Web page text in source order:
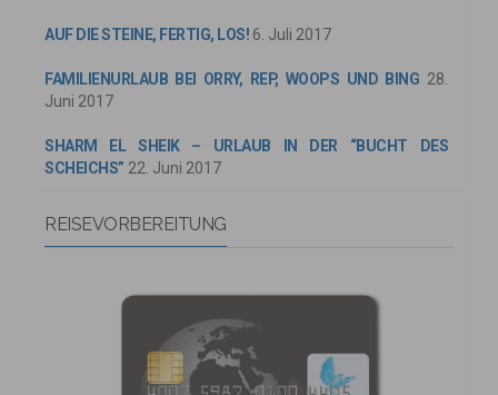
AUF DIE STEINE, FERTIG, LOS! 6. Juli 2017
FAMILIENURLAUB BEI ORRY, REP, WOOPS UND BING 28.
Juni 2017
SHARM EL SHEIK – URLAUB IN DER “BUCHT DES
SCHEICHS” 22. Juni 2017
REISEVORBEREITUNG